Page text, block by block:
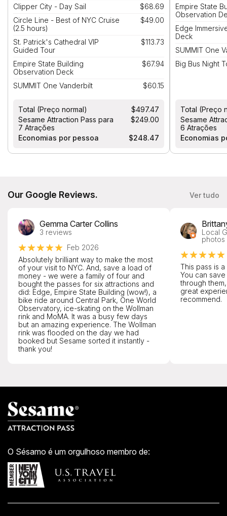
Clipper City - Day Sail
$68.69
Circle Line - Best of NYC Cruise
(2.5 hours)
$49.00
St. Patrick's Cathedral VIP
Guided Tour
$113.73
Empire State Building
Observation Deck
$67.94
SUMMIT One Vanderbilt $60.15
Total (Preço normal)
$497.47
Sesame Attraction Pass para
7 Atrações
$249.00
Economias por pessoa $248.47
Empire State
Observation
Edge
Deck
SUMMIT One
Big Bus Night
Total (Preço
Sesame
6 Atrações
Economias
Our Google Reviews. Ver tudo
Gemma Carter Collins
3 reviews
Feb 2026
Absolutely brilliant way to make the most
of your visit to NYC. And, save a load of
money - we were a family of four and
bought the passes for six attractions and
did: Edge, Empire State Building (wow!), a
bike ride around Central Park, One World
Observatory, ice-skating on the Wollman
rink and MoMA. It was a busy few days
but an amazing experience. The Wollman
rink was flooded on the day we had
booked but Sesame sorted it instantly -
thank you!
Local
photos
This pass is a
You can
through
great
recommend.
O Sésamo é um orgulhoso membro de: